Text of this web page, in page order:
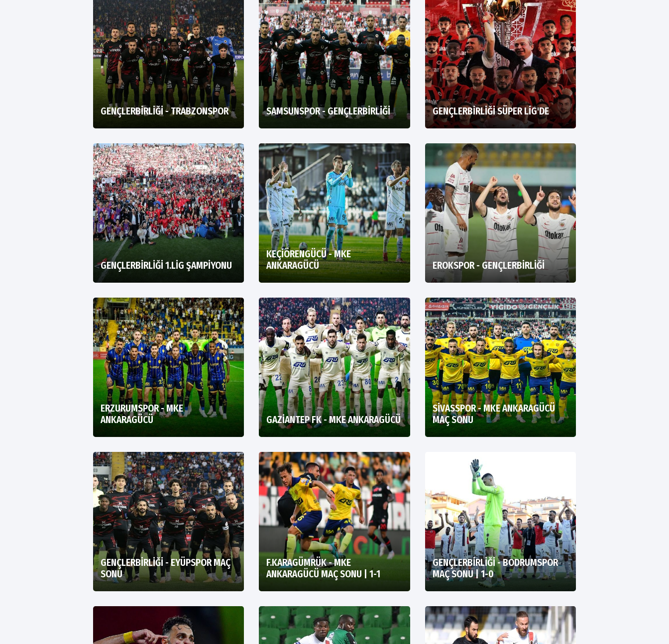
GENÇLERBİRLİĞİ - TRABZONSPOR SAMSUNSPOR - GENÇLERBİRLİĞİ GENÇLERBİRLİĞİ SÜPER LİG'DE
GENÇLERBİRLİĞİ 1.LİG ŞAMPİYONU
KEÇİÖRENGÜCÜ - MKE
ANKARAGÜCÜ
EROKSPOR - GENÇLERBİRLİĞİ
ERZURUMSPOR - MKE
ANKARAGÜCÜ
GAZİANTEP FK - MKE ANKARAGÜCÜ
SİVASSPOR - MKE ANKARAGÜCÜ
MAÇ SONU
GENÇLERBİRLİĞİ - EYÜPSPOR MAÇ
SONU
F.KARAGÜMRÜK - MKE
ANKARAGÜCÜ MAÇ SONU | 1-1
GENÇLERBİRLİĞİ - BODRUMSPOR
MAÇ SONU | 1-0